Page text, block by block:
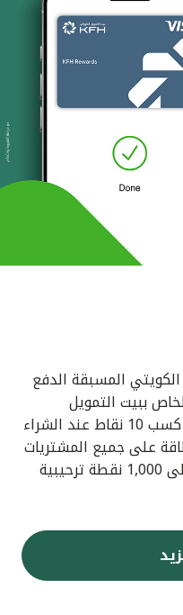
المسبقة الدفع
ببيت التمويل
الكويتي حيث يتمكن العميل من كسب 10 نقاط عند الشراء
على جميع المشتريات
محلياً ودولياً بالاضافة للحصول على 1,000 نقطة ترحيبية